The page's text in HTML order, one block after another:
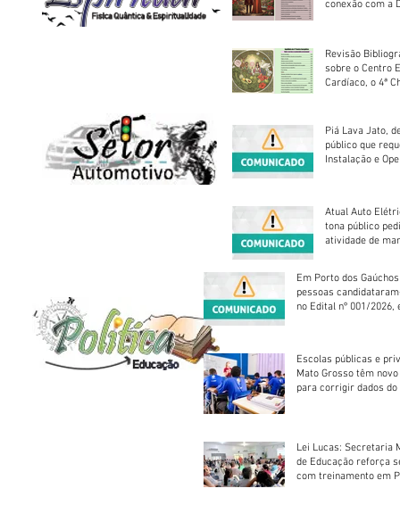
conexão com a
Revisão
sobre o Centro
Cardíaco, o 4ª
Piá Lava Jato,
público que
Instalação e
Atual Auto
tona público
atividade de
Em Porto dos
pessoas
no Edital nº 001/2026,
Escolas públicas e
Mato Grosso têm
para corrigir dados do
Lei Lucas: Secretaria
de Educação reforça
com treinamento em